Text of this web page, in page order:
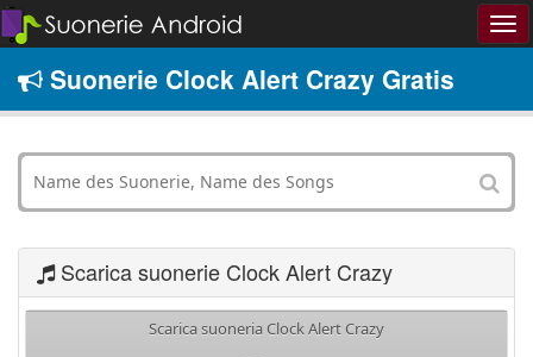
Suonerie Clock Alert Crazy Gratis
Scarica suonerie Clock Alert Crazy
Scarica suoneria Clock Alert Crazy